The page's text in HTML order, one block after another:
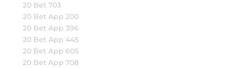
20 Bet 703
20 Bet App 200
20 Bet App 396
20 Bet App 445
20 Bet App 605
20 Bet App 708